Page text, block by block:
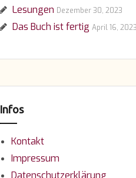
Lesungen Dezember 30, 2023
Das Buch ist fertig April 16, 2023
Infos
Kontakt
Impressum
Datenschutzerklärung